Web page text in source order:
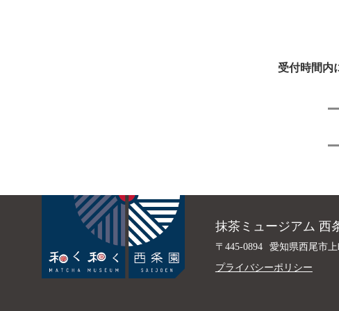
受付時間内
抹茶ミュージアム 西
〒445-0894 愛知県西尾市
プライバシーポリシー